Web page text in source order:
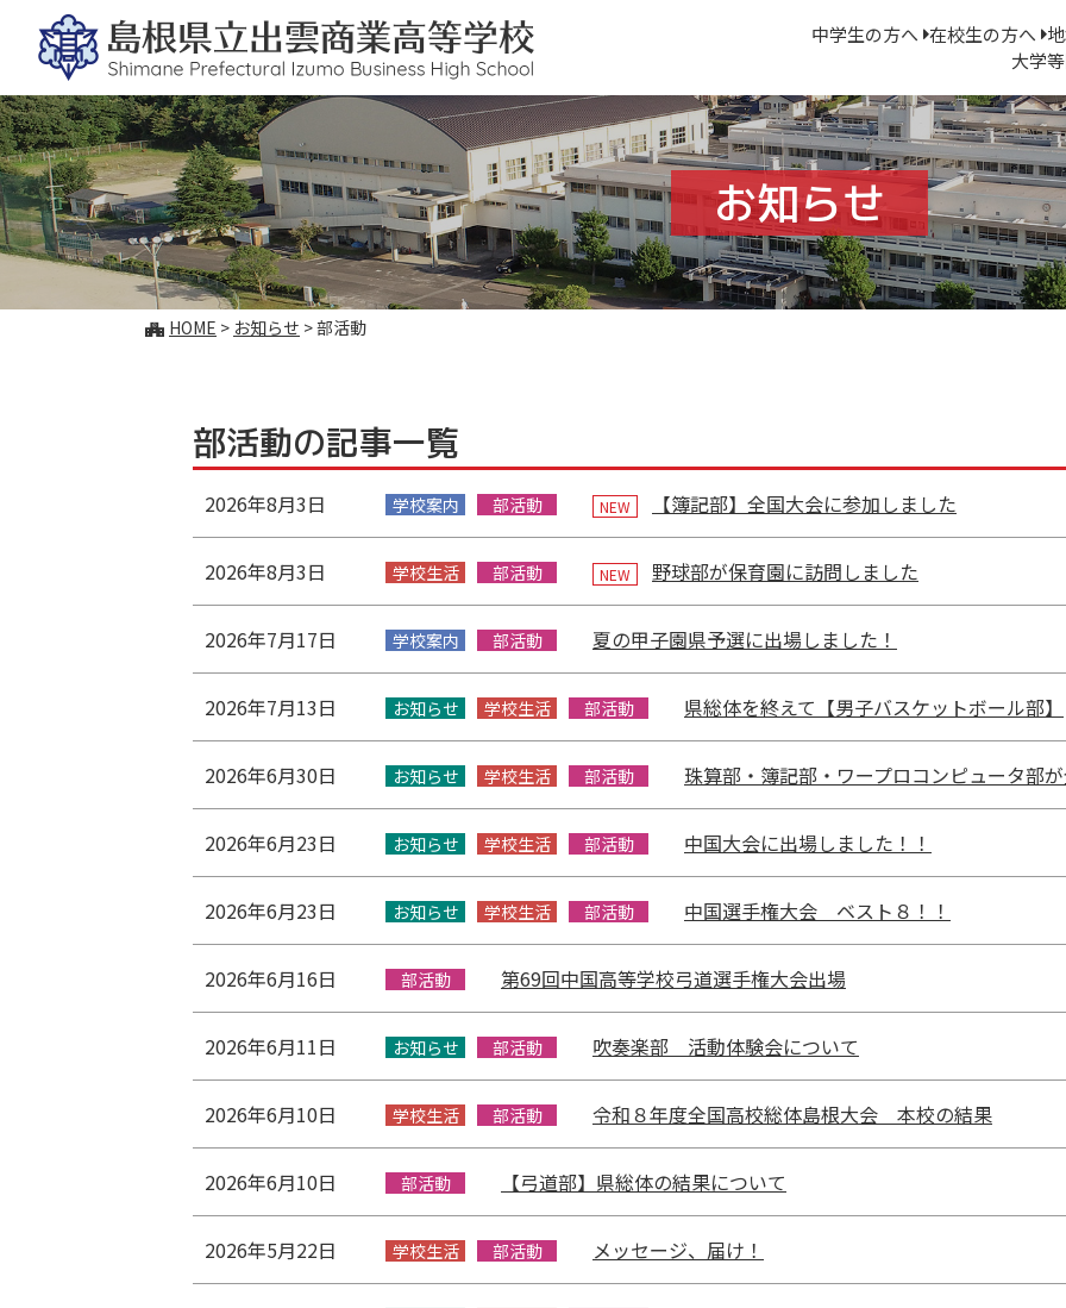
このページの本文へ
中学生の方へ 在校生の方へ
大学
お知らせ
こ HOME > お知らせ >部活動
部活動の記事一覧
2026年8月3日 学校案内 部活動 NEW 【簿記部】全国大会に参加しました
2026年8月3日 学校生活 部活動 NEW 野球部が保育園に訪問しました
2026年7月17日 学校案内 部活動 夏の甲子園県予選に出場しました！
2026年7月13日 お知らせ 学校生活 部活動 県総体を終えて【男子バスケットボール部】
2026年6月30日 お知らせ 学校生活 部活動 珠算部・簿記部・ワープロコンピュータ部
2026年6月23日 お知らせ 学校生活 部活動 中国大会に出場しました！！
2026年6月23日 お知らせ 学校生活 部活動 中国選手権大会 ベスト８！！
2026年6月16日 部活動 第69回中国高等学校弓道選手権大会出場
2026年6月11日 お知らせ 部活動 吹奏楽部 活動体験会について
2026年6月10日 学校生活 部活動 令和８年度全国高校総体島根大会 本校の結果
2026年6月10日 部活動 【弓道部】県総体の結果について
2026年5月22日 学校生活 部活動 メッセージ、届け！